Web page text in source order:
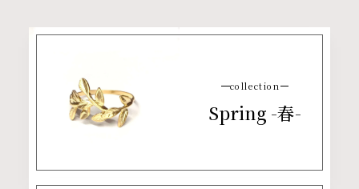
collection
Spring -春-